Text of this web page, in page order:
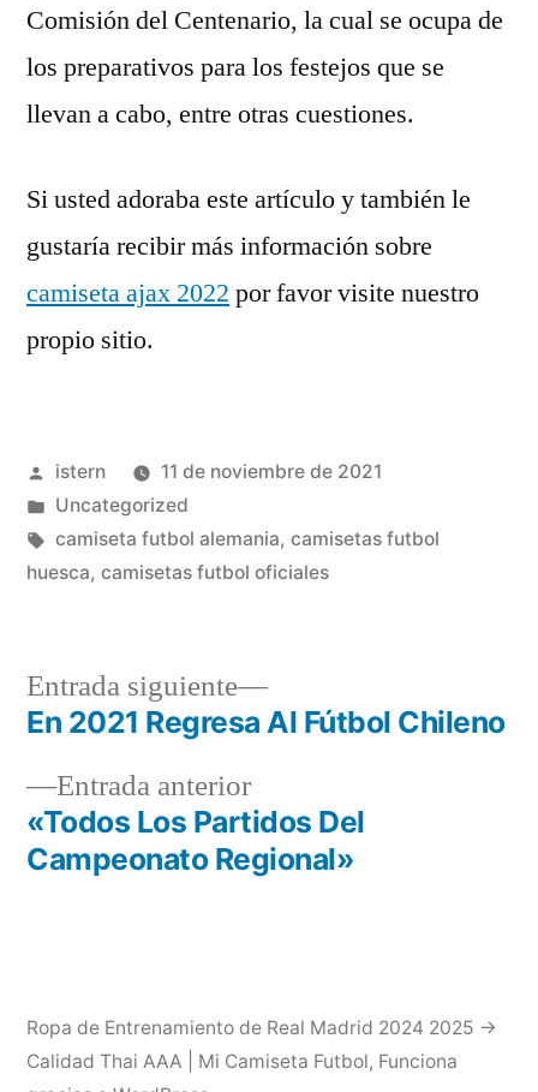
Comisión del Centenario, la cual se ocupa de
los preparativos para los festejos que se
llevan a cabo, entre otras cuestiones.
Si usted adoraba este artículo y también le
gustaría recibir más información sobre
camiseta ajax 2022 por favor visite nuestro
propio sitio.
Publicado
por
istern
11 de noviembre de 2021
Publicado
en
Uncategorized
Etiquetas:
camiseta futbol alemania, camisetas futbol
huesca, camisetas futbol oficiales
Navegación
de
entradas
Entrada anteriorEntrada
anterior:
«Todos Los Partidos Del
Campeonato Regional»
Entrada siguiente
Entrada
siguiente:
En 2021 Regresa Al Fútbol Chileno
Ropa de Entrenamiento de Real Madrid 2024 2025 →
Calidad Thai AAA | Mi Camiseta Futbol, Funciona